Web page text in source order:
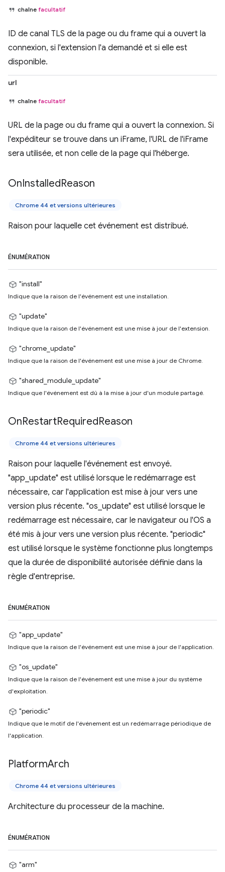
chaîne facultatif
ID de canal TLS de la page ou du frame qui a ouvert la
connexion, si l'extension l'a demandé et si elle est
disponible.
url
chaîne facultatif
URL de la page ou du frame qui a ouvert la connexion. Si
l'expéditeur se trouve dans un iFrame, l'URL de l'iFrame
sera utilisée, et non celle de la page qui l'héberge.
OnInstalledReason
Chrome 44 et versions ultérieures
Raison pour laquelle cet événement est distribué.
ÉNUMÉRATION
"install"
Indique que la raison de l'événement est une installation.
"update"
Indique que la raison de l'événement est une mise à jour de l'extension.
"chrome_update"
Indique que la raison de l'événement est une mise à jour de Chrome.
"shared_module_update"
Indique que l'événement est dû à la mise à jour d'un module partagé.
OnRestartRequiredReason
Chrome 44 et versions ultérieures
Raison pour laquelle l'événement est envoyé.
"app_update" est utilisé lorsque le redémarrage est
nécessaire, car l'application est mise à jour vers une
version plus récente. "os_update" est utilisé lorsque le
redémarrage est nécessaire, car le navigateur ou l'OS a
été mis à jour vers une version plus récente. "periodic"
est utilisé lorsque le système fonctionne plus longtemps
que la durée de disponibilité autorisée définie dans la
règle d'entreprise.
ÉNUMÉRATION
"app_update"
Indique que la raison de l'événement est une mise à jour de l'application.
"os_update"
Indique que la raison de l'événement est une mise à jour du système
d'exploitation.
"periodic"
Indique que le motif de l'événement est un redémarrage périodique de
l'application.
PlatformArch
Chrome 44 et versions ultérieures
Architecture du processeur de la machine.
ÉNUMÉRATION
"arm"